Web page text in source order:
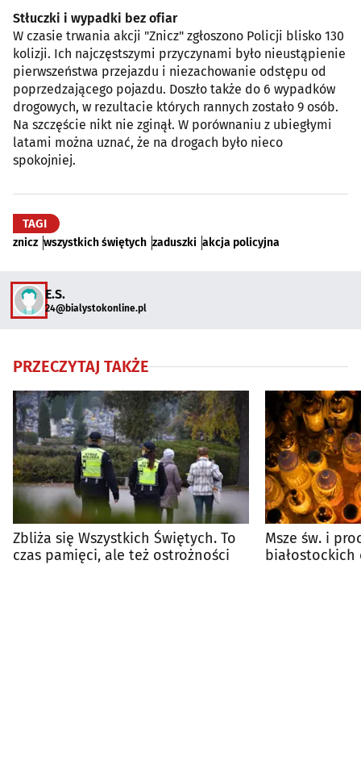
Stłuczki i wypadki bez ofiar
W czasie trwania akcji "Znicz" zgłoszono Policji blisko 130
kolizji. Ich najczęstszymi przyczynami było nieustąpienie
pierwszeństwa przejazdu i niezachowanie odstępu od
poprzedzającego pojazdu. Doszło także do 6 wypadków
drogowych, w rezultacie których rannych zostało 9 osób.
Na szczęście nikt nie zginął. W porównaniu z ubiegłymi
latami można uznać, że na drogach było nieco
spokojniej.
TAGI
znicz wszystkich świętych zaduszki akcja policyjna
E.S.
24@bialystokonline.pl
PRZECZYTAJ TAKŻE
Zbliża się Wszystkich Świętych. To
czas pamięci, ale też ostrożności
Msze św. i
białostockich